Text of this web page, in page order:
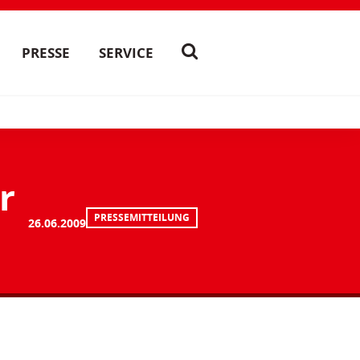
PRESSE SERVICE
26.06.2009 PRESSEMITTEILUNG